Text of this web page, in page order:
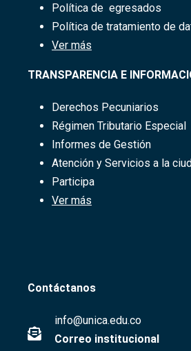
Política de egresados
Política de tratamiento de
Ver más
TRANSPARENCIA E
Derechos Pecuniarios
Régimen Tributario Especial
Informes de Gestión
Atención y Servicios a la
Participa
Ver más
Contáctanos
info@unica.edu.co
Correo institucional